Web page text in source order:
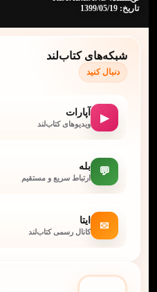
تاریخ: 1399/05/19
شبکه‌های کتاب‌لند
دنبال کنید
▶ آپارات
ویدیوهای کتاب‌لند
💬 بله
ارتباط سریع و مستقیم
✉ ایتا
کانال رسمی کتاب‌لند